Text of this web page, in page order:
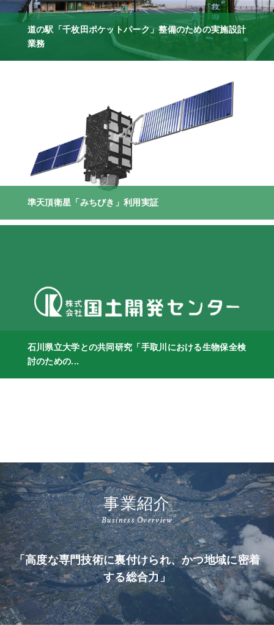
道の駅「千枚田ポケットパーク」整備のための実施設計
業務
準天頂衛星「みちびき」利用実証
石川県立大学との共同研究「手取川における生物保全検
討のための...
事業紹介
Business Overview
「高度な専門技術に裏付けられ、かつ地域に密着
する総合力」